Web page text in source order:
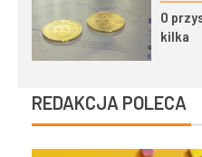
O
kilka
REDAKCJA POLECA